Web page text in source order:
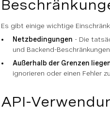
Es gibt einige wichtige
Netzbedingungen - Die
und Backend-
Außerhalb der Grenzen
ignorieren oder einen Fehler
API-